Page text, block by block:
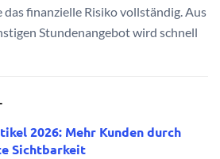
finanzielle Risiko vollständig. Aus
Stundenangebot wird schnell
2026: Mehr Kunden durch
Sichtbarkeit